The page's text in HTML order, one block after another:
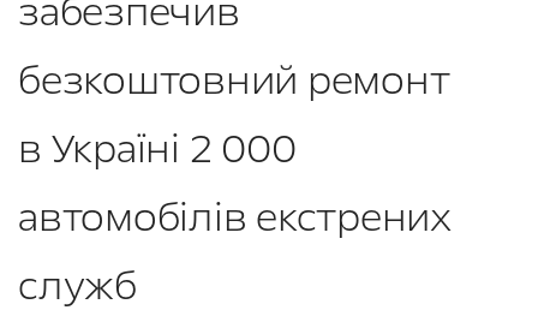
забезпечив
безкоштовний ремонт
в Україні 2 000
автомобілів екстрених
служб